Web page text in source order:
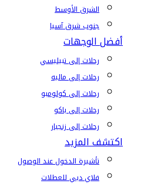
الشرق الأوسط
جنوب شرق آسيا
أفضل الوجهات
رحلات إلى تبيليسي
رحلات إلى ماليه
رحلات إلى كولومبو
رحلات إلى باكو
رحلات إلى زنجبار
اكتشف المزيد
تأشيرة الدخول عند الوصول
فلاي دبي للعطلات